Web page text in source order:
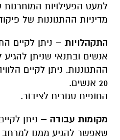
למעט הפעילויות
מדיניות ההתגוננות של
התקהלויות –
אנשים ובתנאי שניתן להגיע
ההתגוננות. ניתן לקיים
20 אנשים
.
החופים סגורים לציבור.
מקומות עבודה – ניתן
שאפשר להגיע ממנו למרחב